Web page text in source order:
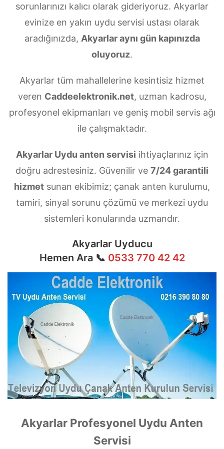
sorunlarınızı kalıcı olarak gideriyoruz. Akyarlar
evinize en yakın uydu servisi ustası olarak
aradığınızda, Akyarlar aynı gün kapınızda
oluyoruz.
Akyarlar tüm mahallelerine kesintisiz hizmet
veren Caddeelektronik.net, uzman kadrosu,
profesyonel ekipmanları ve geniş mobil servis ağı
ile çalışmaktadır.
Akyarlar Uydu anten servisi ihtiyaçlarınız için
doğru adrestesiniz. Güvenilir ve 7/24 garantili
hizmet sunan ekibimiz; çanak anten kurulumu,
tamiri, sinyal sorunu çözümü ve merkezi uydu
sistemleri konularında uzmandır.
Akyarlar Uyducu
Hemen Ara 📞 0533 770 42 42
Akyarlar Profesyonel Uydu Anten
Servisi